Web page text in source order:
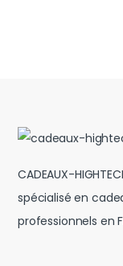
CADEAUX-
spécialisé en
professionnels en